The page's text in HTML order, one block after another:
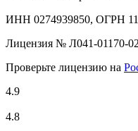
ИНН 0274939850, ОГРН
Лицензия № Л041-01170-
Проверьте лицензию на
4.9
4.8